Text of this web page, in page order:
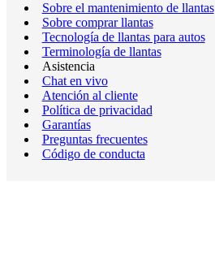
Sobre el mantenimiento de llantas
Sobre comprar llantas
Tecnología de llantas para autos
Terminología de llantas
Asistencia
Chat en vivo
Atención al cliente
Política de privacidad
Garantías
Preguntas frecuentes
Código de conducta